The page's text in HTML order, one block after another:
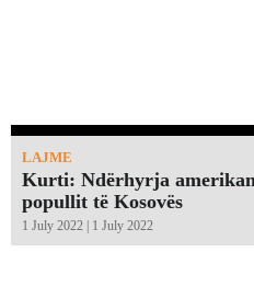
LAJME
Kurti: Ndërhyrja
popullit të Kosovës
1 July 2022 | 1 July 2022